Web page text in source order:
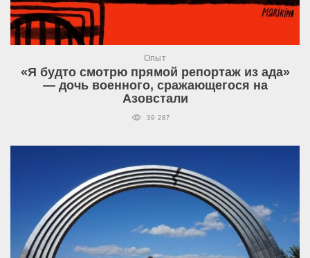
Опыт
«Я будто смотрю прямой репортаж из ада»
— дочь военного, сражающегося на
Азовстали
39 287